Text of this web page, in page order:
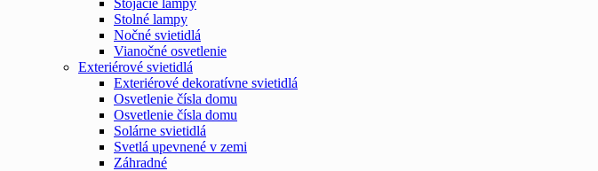
Stolné lampy
Nočné svietidlá
Vianočné osvetlenie
Exteriérové svietidlá
Exteriérové dekoratívne svietidlá
Osvetlenie čísla domu
Osvetlenie čísla domu
Solárne svietidlá
Svetlá upevnené v zemi
Záhradné